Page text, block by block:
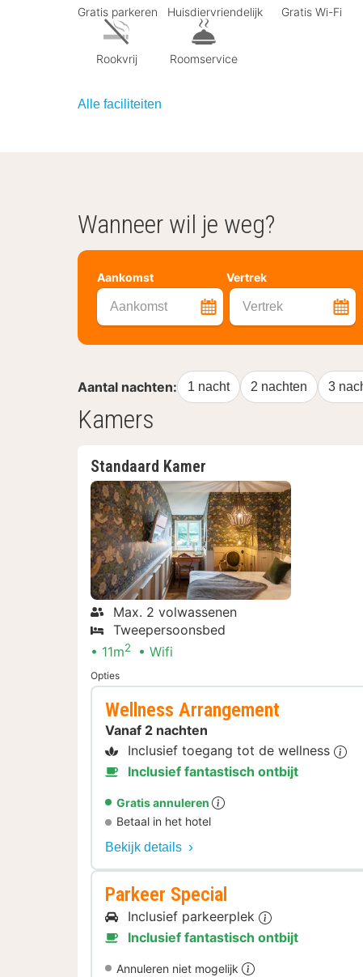
Gratis parkeren Huisdiervriendelijk Gratis Wi-Fi
Rookvrij Roomservice
Alle faciliteiten
Wanneer wil je weg?
Aankomst Vertrek
Aankomst Vertrek
Aantal nachten: 1 nacht 2 nachten 3
Kamers
Standaard Kamer
Max. 2 volwassenen
Tweepersoonsbed
11m2 Wifi
Opties
Wellness Arrangement
Vanaf 2 nachten
Inclusief toegang tot de wellness
Inclusief fantastisch ontbijt
Gratis annuleren
Betaal in het hotel
Bekijk details
Parkeer Special
Inclusief parkeerplek
Inclusief fantastisch ontbijt
Annuleren niet mogelijk